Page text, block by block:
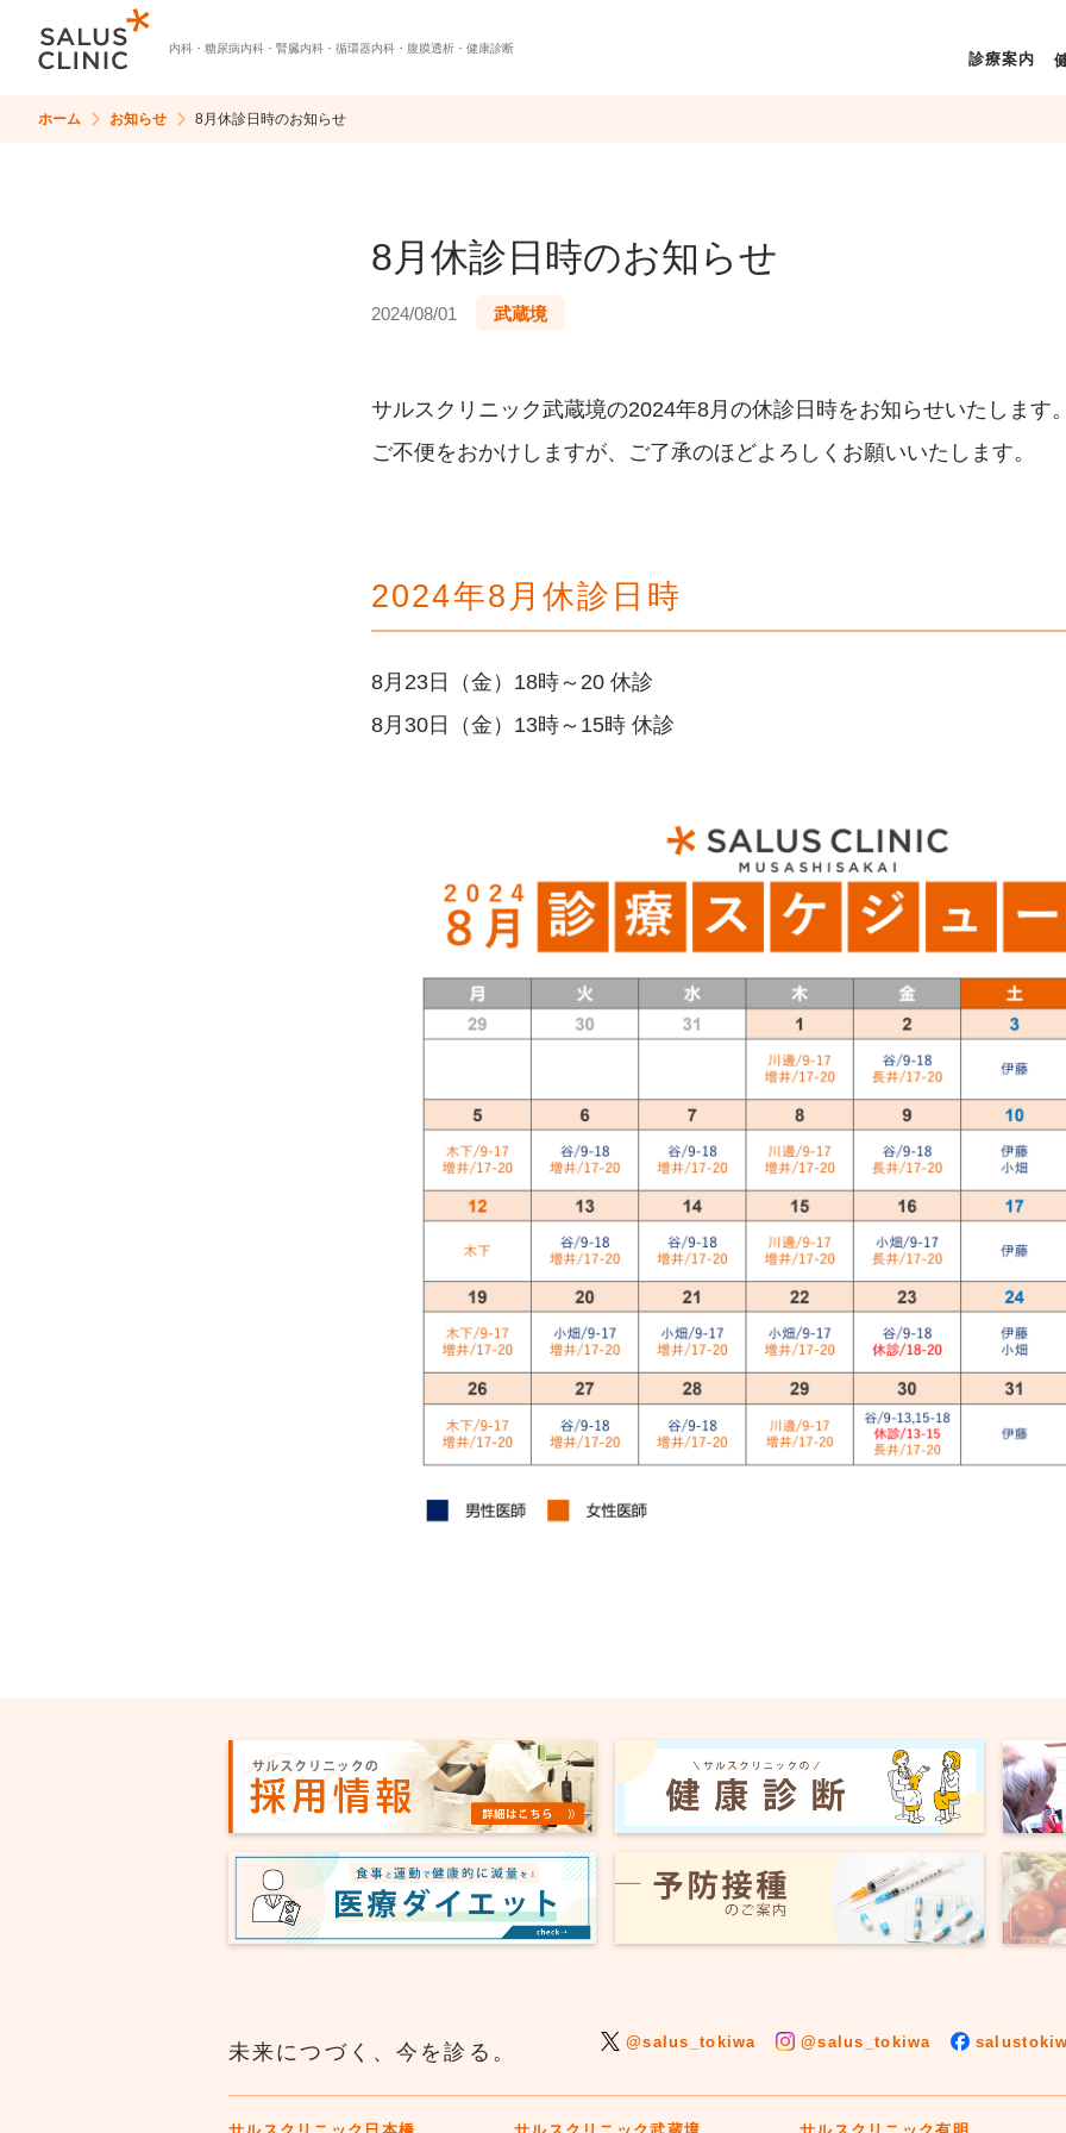
内科・ 糖尿病内科・ 腎臓内科・ 循環器内科・ 腹膜透析・ 健康診断
診療案内
ホーム お知らせ 8月休診日時のお知らせ
8月休診日時のお知らせ
2024/08/01 武蔵境
サルスクリニック武蔵境の2024年8月の休診日時をお知らせいたします
ご不便をおかけしますが、ご了承のほどよろしくお願いいたします。
2024年8月休診日時
8月23日（金）18時～20 休診
8月30日（金）13時～15時 休診
未来につづく、今を診る。 @salus_tokiwa @salus_tokiwa